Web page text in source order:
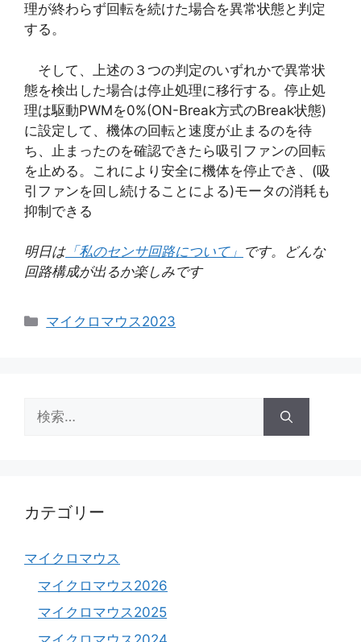
理が終わらず回転を続けた場合を異常状態と判定
する。
そして、上述の３つの判定のいずれかで異常状
態を検出した場合は停止処理に移行する。停止処
理は駆動PWMを0%(ON-Break方式のBreak状態)
に設定して、機体の回転と速度が止まるのを待
ち、止まったのを確認できたら吸引ファンの回転
を止める。これにより安全に機体を停止でき、(吸
引ファンを回し続けることによる)モータの消耗も
抑制できる
明日は「私のセンサ回路について」 です。どんな
回路構成が出るか楽しみです
カ
マイクロマウス2023
索:
カテゴリー
マイクロマウス
マイクロマウス2026
マイクロマウス2025